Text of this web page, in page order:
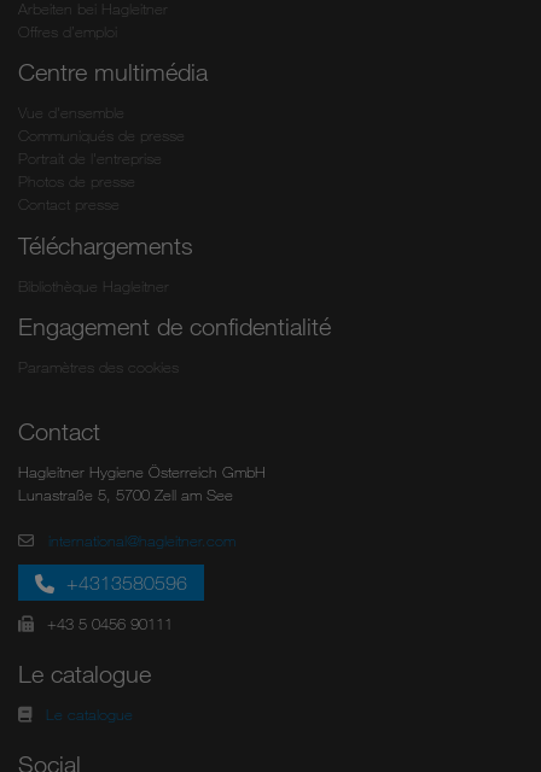
Arbeiten bei Hagleitner
Offres d’emploi
Centre multimédia
Vue d'ensemble
Communiqués de presse
Portrait de l'entreprise
Photos de presse
Contact presse
Téléchargements
Bibliothèque Hagleitner
Engagement de confidentialité
Paramètres des cookies
Contact
Hagleitner Hygiene Österreich GmbH
Lunastraße 5, 5700 Zell am See
international@hagleitner.com
+4313580596
+43 5 0456 90111
Le catalogue
Le catalogue
Social